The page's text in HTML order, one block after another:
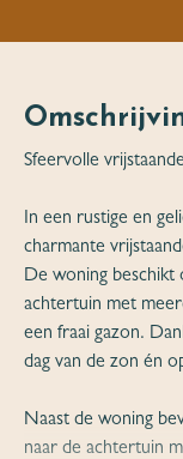
Sfeervolle
In een rustige en
charmante
De woning beschikt
achtertuin met
een fraai gazon.
dag van de zon én
Naast de woning
naar de achtertuin